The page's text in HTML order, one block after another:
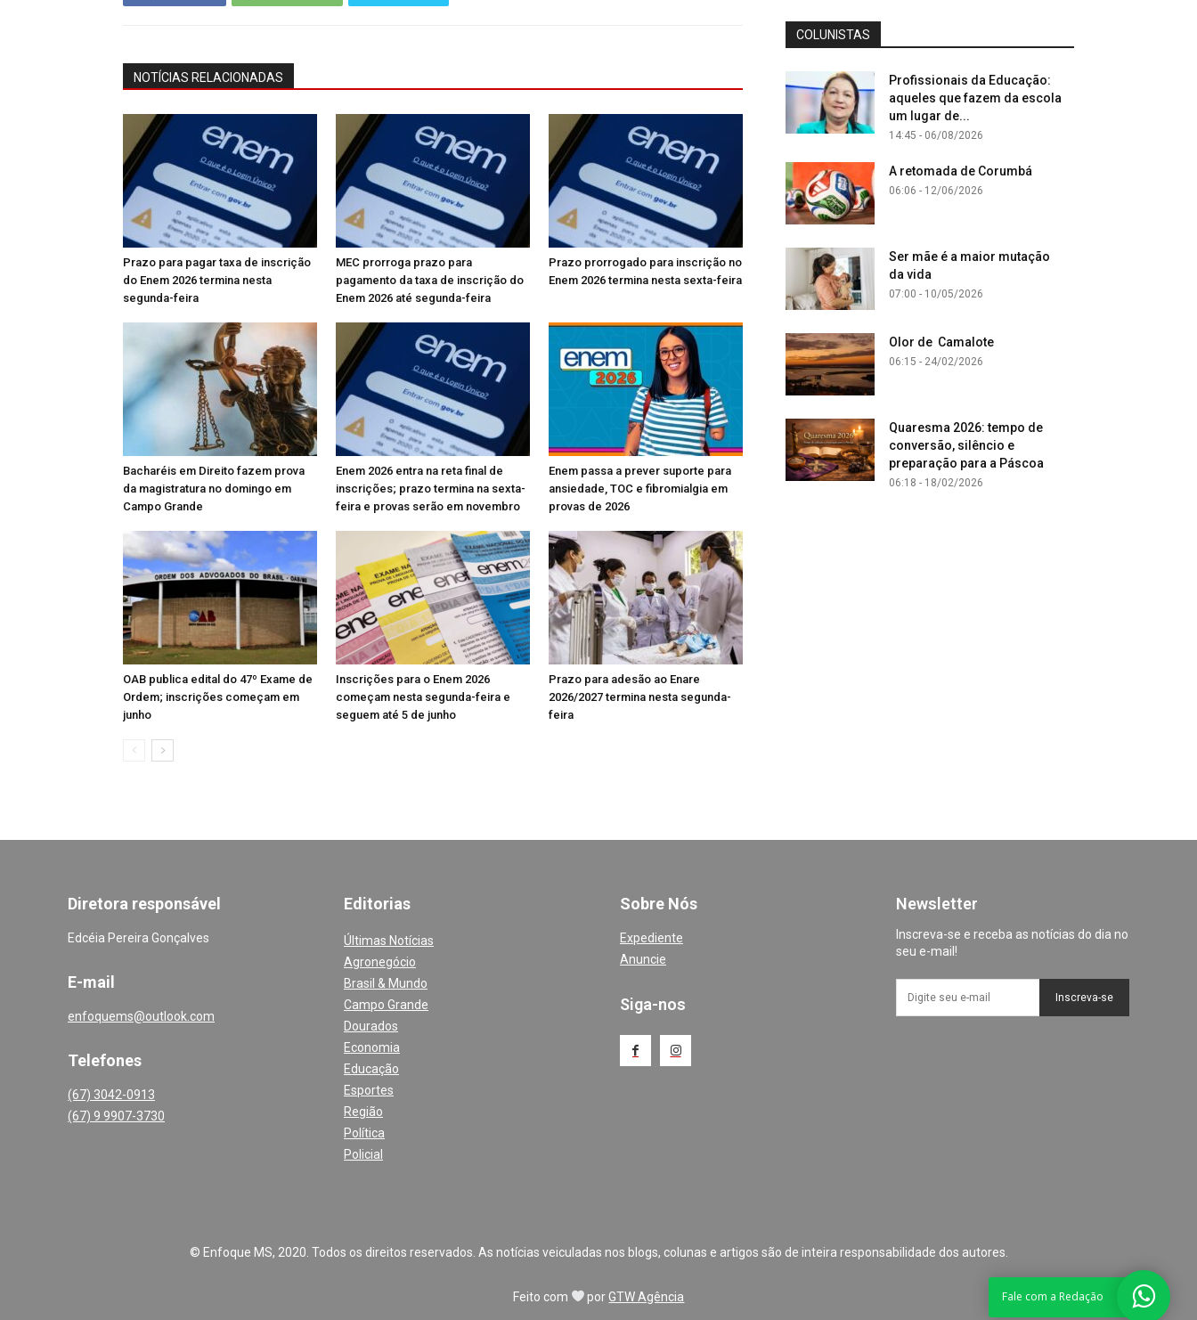
NOTÍCIAS RELACIONADAS
Prazo para pagar taxa de inscrição
do Enem 2026 termina nesta
segunda-feira
MEC prorroga prazo para
pagamento da taxa de inscrição do
Enem 2026 até segunda-feira
Prazo prorrogado para inscrição no
Enem 2026 termina nesta sexta-feira
Bacharéis em Direito fazem prova
da magistratura no domingo em
Campo Grande
Enem 2026 entra na reta final de
inscrições; prazo termina na sexta-
feira e provas serão em novembro
Enem passa a prever suporte para
ansiedade, TOC e fibromialgia em
provas de 2026
OAB publica edital do 47º Exame de
Ordem; inscrições começam em
junho
Inscrições para o Enem 2026
começam nesta segunda-feira e
seguem até 5 de junho
Prazo para adesão ao Enare
2026/2027 termina nesta segunda-
feira
COLUNISTAS
Profissionais da Educação:
aqueles que fazem da escola
um lugar de...
14:45 - 06/08/2026
A retomada de Corumbá
06:06 - 12/06/2026
Ser mãe é a maior mutação
da vida
07:00 - 10/05/2026
Olor de Camalote
06:15 - 24/02/2026
Quaresma 2026: tempo de
conversão, silêncio e
preparação para a Páscoa
06:18 - 18/02/2026
Diretora responsável
Edcéia Pereira Gonçalves
E-mail
enfoquems@outlook.com
Telefones
(67) 3042-0913
(67) 9 9907-3730
Editorias
Últimas Notícias
Agronegócio
Brasil & Mundo
Campo Grande
Dourados
Economia
Educação
Esportes
Região
Política
Policial
Sobre Nós
Expediente
Anuncie
Siga-nos
Newsletter
Inscreva-se e receba as notícias do dia no
seu e-mail!
Inscreva-se
© Enfoque MS, 2020. Todos os direitos reservados. As notícias veiculadas nos blogs, colunas e artigos são de inteira responsabilidade dos autores.
Feito com porGTW Agência Fale com a Redação